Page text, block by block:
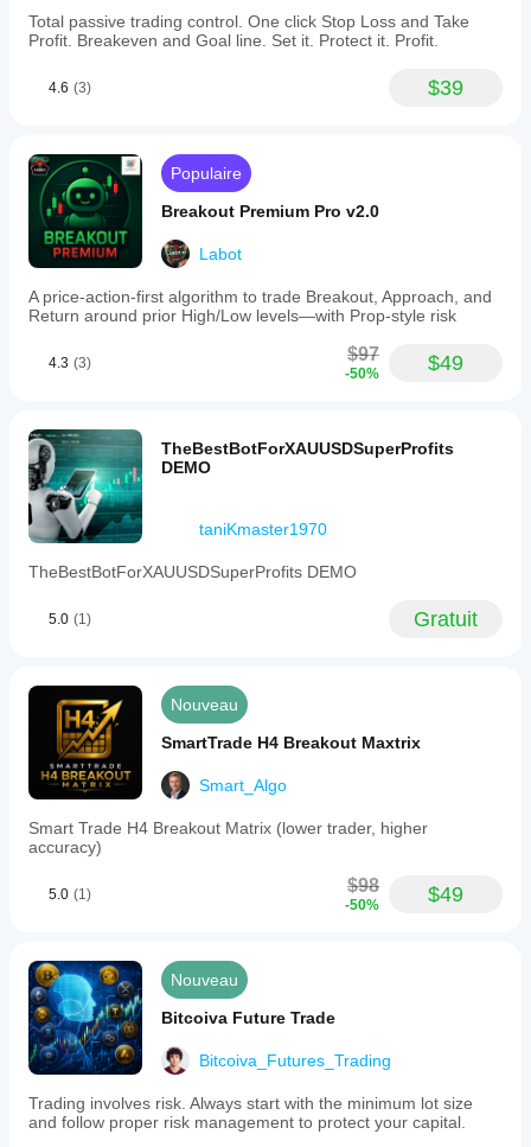
Total passive trading control. One click Stop Loss and Take
Profit. Breakeven and Goal line. Set it. Protect it. Profit.
4.6 (3) $39
Populaire
Breakout Premium Pro v2.0
Labot
A price-action-first algorithm to trade Breakout, Approach, and
Return around prior High/Low levels—with Prop-style risk
4.3 (3) $97
-50% $49
TheBestBotForXAUUSDSuperProfits
DEMO
taniKmaster1970
TheBestBotForXAUUSDSuperProfits DEMO
5.0 (1) Gratuit
Nouveau
SmartTrade H4 Breakout Maxtrix
Smart_Algo
Smart Trade H4 Breakout Matrix (lower trader, higher
accuracy)
5.0 (1) $98
-50% $49
Nouveau
Bitcoiva Future Trade
Bitcoiva_Futures_Trading
Trading involves risk. Always start with the minimum lot size
and follow proper risk management to protect your capital.